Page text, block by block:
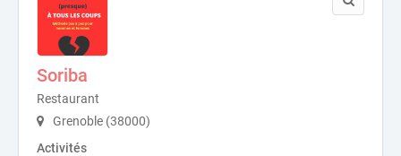
Soriba
Restaurant
Grenoble (38000)
Activités